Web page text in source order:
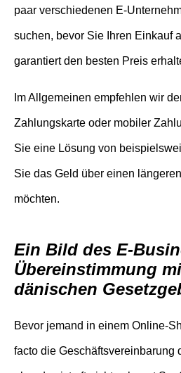
paar verschiedenen E-
suchen, bevor Sie Ihren Einkauf
garantiert den besten Preis
Im Allgemeinen empfehlen wir
Zahlungskarte oder mobiler
Sie eine Lösung von
Sie das Geld über einen
möchten.
Ein Bild des E-
Übereinstimmung
dänischen
Bevor jemand in einem Online-
facto die Geschäftsvereinbarung